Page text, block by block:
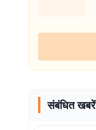
संबंधित खबरें